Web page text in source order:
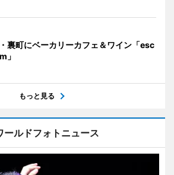
裏町にベーカリーカフェ＆ワイン「esc
」
もっと見る
ールドフォトニュース